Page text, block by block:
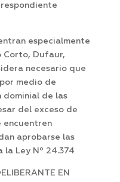
especialmente
Corto, Dufaur,
necesario que
medio de
dominial de las
del exceso de
encuentren
aprobarse las
Ley Nº 24.374
EN